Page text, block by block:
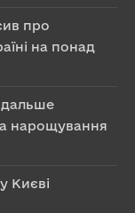
про
на понад
нарощування
Києві